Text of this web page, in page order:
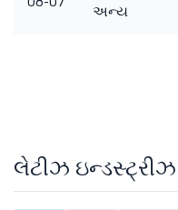
અન્ય
લેટીઝ ઇન્ડસ્ટ્રીઝ